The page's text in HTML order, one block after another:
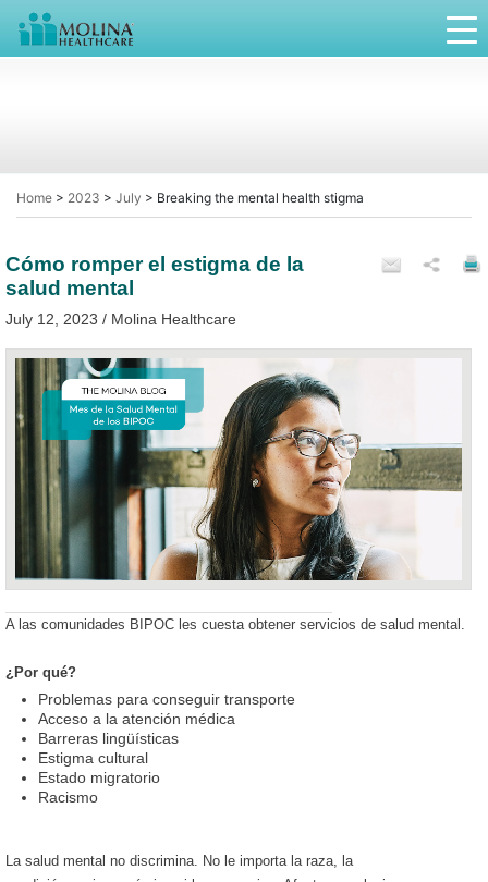
Home > 2023 > July > Breaking the mental health stigma
Cómo romper el estigma de la
salud mental
July 12, 2023 / Molina Healthcare
A las comunidades BIPOC les cuesta obtener servicios de salud mental.
¿Por qué?
Problemas para conseguir transporte
Acceso a la atención médica
Barreras lingüísticas
Estigma cultural
Estado migratorio
Racismo
La salud mental no discrimina. No le importa la raza, la